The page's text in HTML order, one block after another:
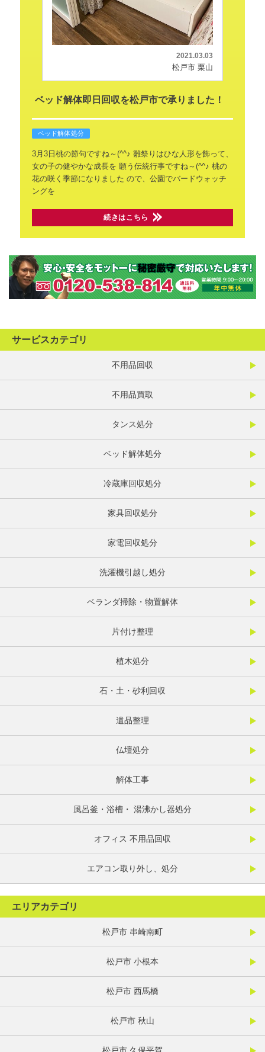
2021.03.03
松戸市 栗山
ベッド解体即日回収を松戸市で承りました！
ベッド解体処分
3月3日桃の節句ですね～(^^♪ 雛祭りはひな人形を飾って、
女の子の健やかな成長を 願う伝統行事ですね～(^^♪ 桃の
花の咲く季節になりました ので、公園でバードウォッチ
ングを
続きはこちら
サービスカテゴリ
不用品回収
不用品買取
タンス処分
ベッド解体処分
冷蔵庫回収処分
家具回収処分
家電回収処分
洗濯機引越し処分
ベランダ掃除・物置解体
片付け整理
植木処分
石・土・砂利回収
遺品整理
仏壇処分
解体工事
風呂釜・浴槽・ 湯沸かし器処分
オフィス 不用品回収
エアコン取り外し、処分
エリアカテゴリ
松戸市 串崎南町
松戸市 小根本
松戸市 西馬橋
松戸市 秋山